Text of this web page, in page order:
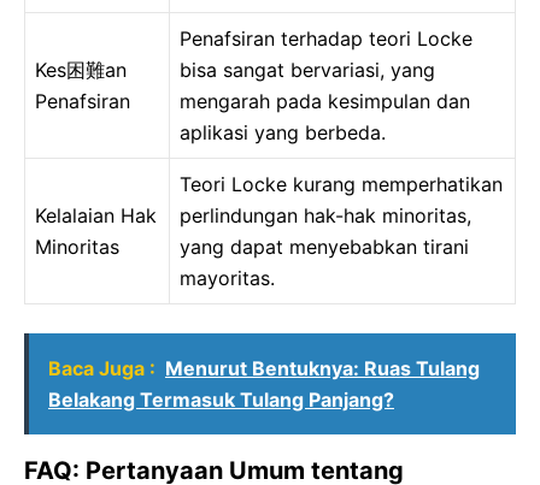
Kes困難an
Penafsiran
Penafsiran terhadap teori Locke
bisa sangat bervariasi, yang
mengarah pada kesimpulan dan
aplikasi yang berbeda.
Kelalaian Hak
Minoritas
Teori Locke kurang memperhatikan
perlindungan hak-hak minoritas,
yang dapat menyebabkan tirani
mayoritas.
Baca Juga : Menurut Bentuknya: Ruas Tulang
Belakang Termasuk Tulang Panjang?
FAQ: Pertanyaan Umum tentang